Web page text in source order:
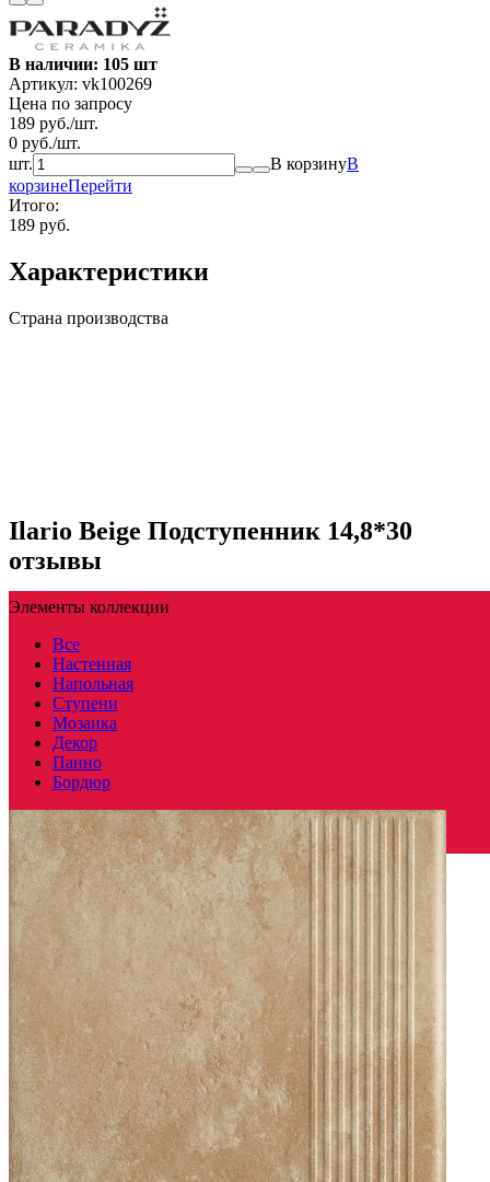
В наличии: 105 шт
Артикул: vk100269
Цена по запросу
189 руб./шт.
0 руб./шт.
шт.
В корзинуВ
корзинеПерейти
Итого:
189 руб.
Характеристики
Страна производства
Польша
ПроизводительPARADYZ CERAMICA
Коллекция Paradyz Ceramica ILARIO BEIGE
Тип плитки
Ступень
Размеры
Размеры 14.8х30 см
Толщина 11 мм
Ширина
14.8 см
Длина
30 см
Площадь в упаковке0.89 кв. м.
Вес 1 упаковки22 кг
Количество в коробке, шт.20
Свойства
НазначениеЛестница
МатериалКлинкер
ПоверхностьМатовая
Ilario Beige Подступенник 14,8*30
отзывы
Элементы коллекции
Все
Настенная
Напольная
Ступени
Мозаика
Декор
Панно
Бордюр